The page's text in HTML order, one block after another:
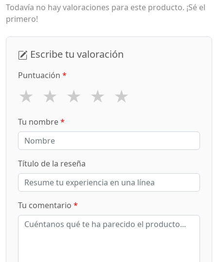
Todavía no hay valoraciones para este producto. ¡Sé el
primero!
Escribe tu valoración
Puntuación *
★ ★ ★ ★ ★
Tu nombre*
Título de la reseña
Tu comentario *